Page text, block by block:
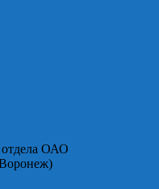
отдела ОАО